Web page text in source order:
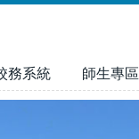
務系統 師生專區